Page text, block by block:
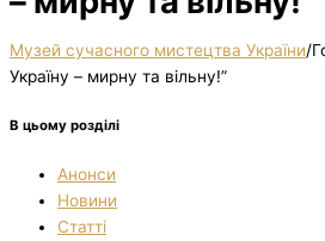
Музей сучасного мистецтва України/
Україну – мирну та вільну!”
В цьому розділі
Анонси
Новини
Статті